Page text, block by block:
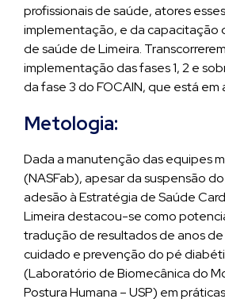
profissionais de saúde, atores
implementação, e da capacitação
de saúde de Limeira.
implementação das fases 1, 2 e
da fase 3 do FOCAIN, que está em
Metologia:
Dada a manutenção das equipes
(NASFab), apesar da suspensão
adesão à Estratégia de Saúde
Limeira destacou-se como
tradução de resultados de anos
cuidado e prevenção do pé
(Laboratório de Biomecânica do
Postura Humana – USP) em